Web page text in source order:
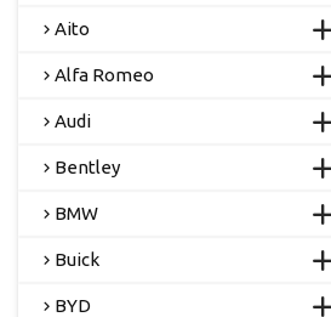
Aito
Alfa Romeo
Audi
Bentley
BMW
Buick
BYD